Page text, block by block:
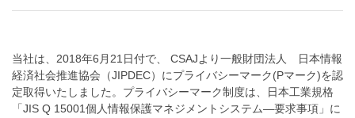
当社は、2018年6月21日付で、 CSAJより一般財団法人 日本情報
経済社会推進協会（JIPDEC）にプライバシーマーク(Pマーク)を認
定取得いたしました。プライバシーマーク制度は、日本工業規格
「JIS Q 15001個人情報保護マネジメントシステム―要求事項」に